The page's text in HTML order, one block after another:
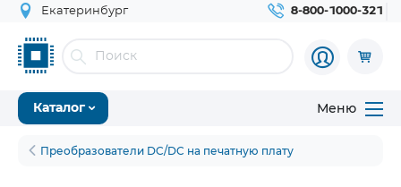
Екатеринбург 8-800-1000-321
Каталог Меню
Преобразователи DC/DC на печатную плату